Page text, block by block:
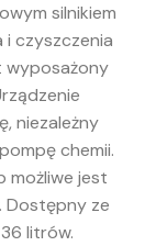
silnikiem
czyszczenia
wyposażony
niezależny
chemii.
możliwe jest
Dostępny ze
litrów.